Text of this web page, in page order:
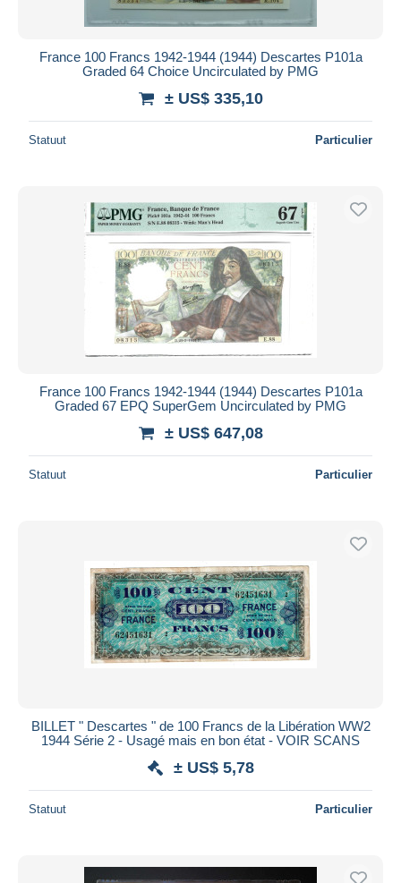
France 100 Francs 1942-1944 (1944) Descartes P101a
Graded 64 Choice Uncirculated by PMG
± US$ 335,10
Statuut Particulier
France 100 Francs 1942-1944 (1944) Descartes P101a
Graded 67 EPQ SuperGem Uncirculated by PMG
± US$ 647,08
Statuut Particulier
BILLET " Descartes " de 100 Francs de la Libération WW2
1944 Série 2 - Usagé mais en bon état - VOIR SCANS
± US$ 5,78
Statuut Particulier